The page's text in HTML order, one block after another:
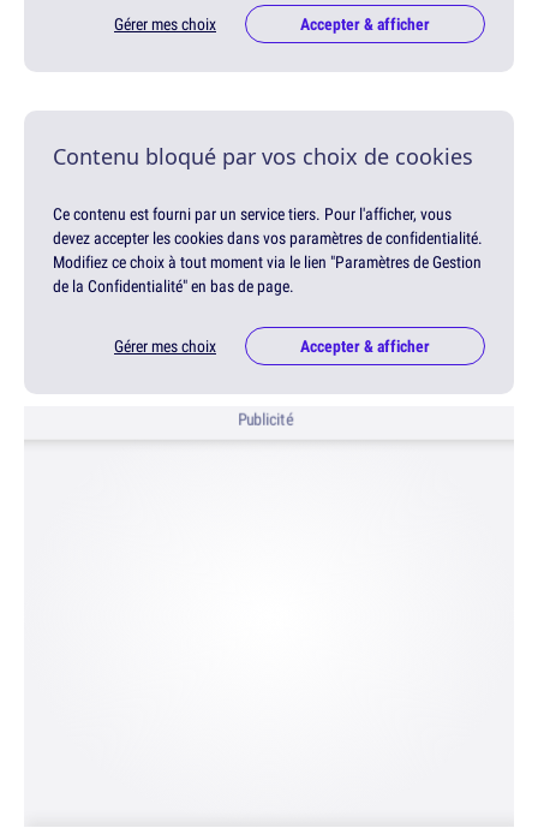
Gérer mes choix Accepter & afficher
Contenu bloqué par vos choix de cookies
Ce contenu est fourni par un service tiers. Pour l'afficher, vous
devez accepter les cookies dans vos paramètres de confidentialité.
Modifiez ce choix à tout moment via le lien "Paramètres de Gestion
de la Confidentialité" en bas de page.
Gérer mes choix Accepter & afficher
Publicité